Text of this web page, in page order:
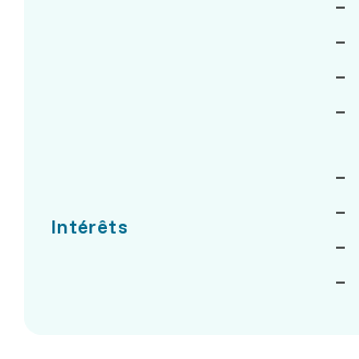
Intérêts